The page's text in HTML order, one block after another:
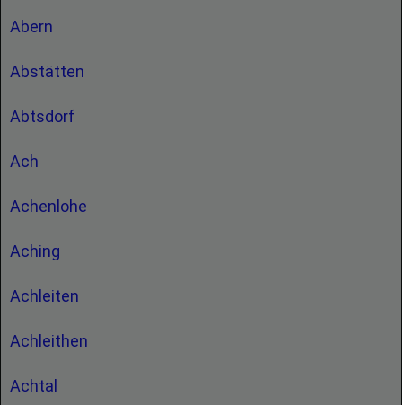
Abern
Abstätten
Abtsdorf
Ach
Achenlohe
Aching
Achleiten
Achleithen
Achtal